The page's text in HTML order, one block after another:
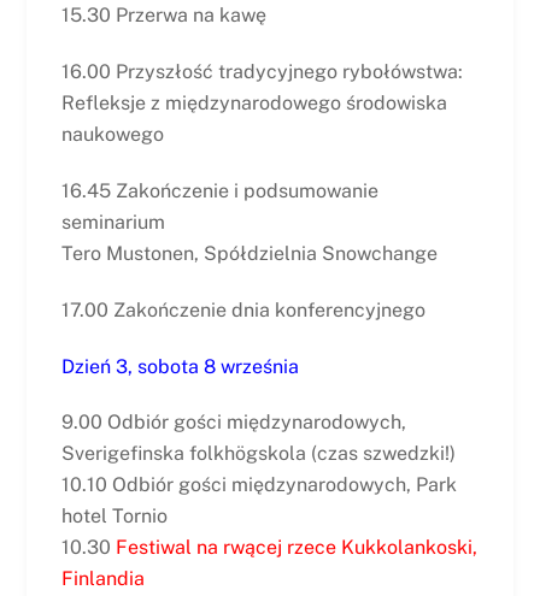
15.30 Przerwa na kawę
16.00 Przyszłość tradycyjnego rybołówstwa:
Refleksje z międzynarodowego środowiska
naukowego
16.45 Zakończenie i podsumowanie
seminarium
Tero Mustonen, Spółdzielnia Snowchange
17.00 Zakończenie dnia konferencyjnego
Dzień 3, sobota 8 września
9.00 Odbiór gości międzynarodowych,
Sverigefinska folkhögskola (czas szwedzki!)
10.10 Odbiór gości międzynarodowych, Park
hotel Tornio
10.30 Festiwal na rwącej rzece Kukkolankoski,
Finlandia